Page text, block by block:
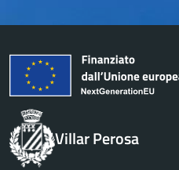
Villar Perosa